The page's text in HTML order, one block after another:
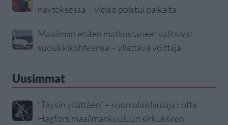
näytöksessä – yleisö poistui paikalta
Maailman eniten matkustaneet valitsivat
suosikkikohteensa – yllättävä voittaja
Uusimmat
”Täysin yllättäen” – suomalaislaulaja Lotta
Hagfors maailmankuuluun sirkukseen